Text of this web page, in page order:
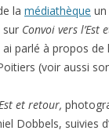
la médiathèque un
sur Convoi vers l’Est
parlé à propos de
(voir aussi
et retour,
Dobbels, suivies